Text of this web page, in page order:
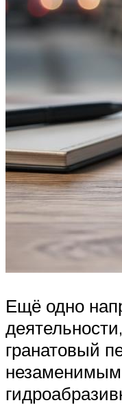
Ещё одно
гранатовый